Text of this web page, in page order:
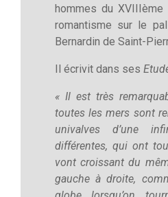
hommes du
romantisme sur le
Bernardin de Saint-
Il écrivit dans ses
« Il est très
toutes les mers sont
univalves d’une
différentes, qui ont
vont croissant du
gauche à droite,